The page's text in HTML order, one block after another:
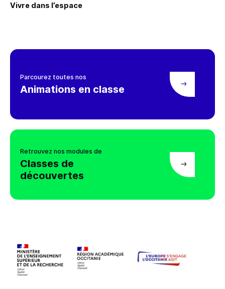
Vivre dans l’espace
Parcourez toutes nos
Animations en classe
Retrouvez nos modules de
Classes de
découvertes